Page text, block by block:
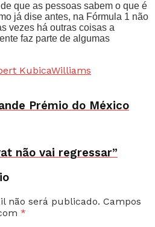
que as pessoas sabem o que é
já dise antes, na Fórmula 1 não
vezes há outras coisas a
faz parte de algumas
KubicaWilliams
Prémio do México
não vai regressar”
não será publicado. Campos
*